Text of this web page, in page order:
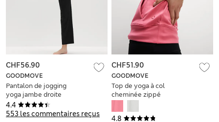
4.4
553 les commentaires reçus
GOODMOVE
Pantalon de jogging
yoga jambe droite
Go Balance
CHF56.90
4.8
GOODMOVE
Top de yoga à col
cheminée zippé
CHF51.90